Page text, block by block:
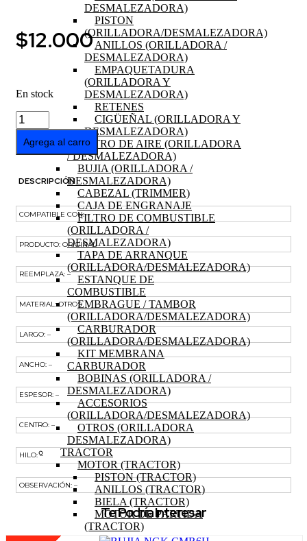
DESMALEZADORA)
PISTON
(ORILLADORA/DESMALEZADORA)
ANILLOS (ORILLADORA /
DESMALEZADORA)
EMPAQUETADURA
(ORILLADORA Y
DESMALEZADORA)
RETENES
CIGÜEÑAL (ORILLADORA Y
DESMALEZADORA)
FILTRO DE AIRE (ORILLADORA
/ DESMALEZADORA)
BUJIA (ORILLADORA /
DESMALEZADORA)
CABEZAL (TRIMMER)
CAJA DE ENGRANAJE
FILTRO DE COMBUSTIBLE
(ORILLADORA /
DESMALEZADORA)
TAPA DE ARRANQUE
(ORILLADORA/DESMALEZADORA)
ESTANQUE DE
COMBUSTIBLE
EMBRAGUE / TAMBOR
(ORILLADORA/DESMALEZADORA)
CARBURADOR
(ORILLADORA/DESMALEZADORA)
KIT MEMBRANA
CARBURADOR
BOBINAS (ORILLADORA /
DESMALEZADORA)
ACCESORIOS
(ORILLADORA/DESMALEZADORA)
OTROS (ORILLADORA
DESMALEZADORA)
TRACTOR
MOTOR (TRACTOR)
PISTON (TRACTOR)
ANILLOS (TRACTOR)
BIELA (TRACTOR)
MOTOR DE PARTIDA
(TRACTOR)
EJE DE LEVAS (TRACTOR)
$12.000
En stock
EJE
DE
LEVAS
MOTOR
HIDROLAVADORA
GOODYEAR
GY3000PW
cantidad
Agrega al carro
DESCRIPCIÓN
COMPATIBLE CON: –
PRODUCTO: ORIGINAL
REEMPLAZA: –
MATERIAL: OTROS
LARGO: –
ANCHO: –
ESPESOR: –
CENTRO: –
HILO: –
OBSERVACIÓN: –
Te Podría Interesar